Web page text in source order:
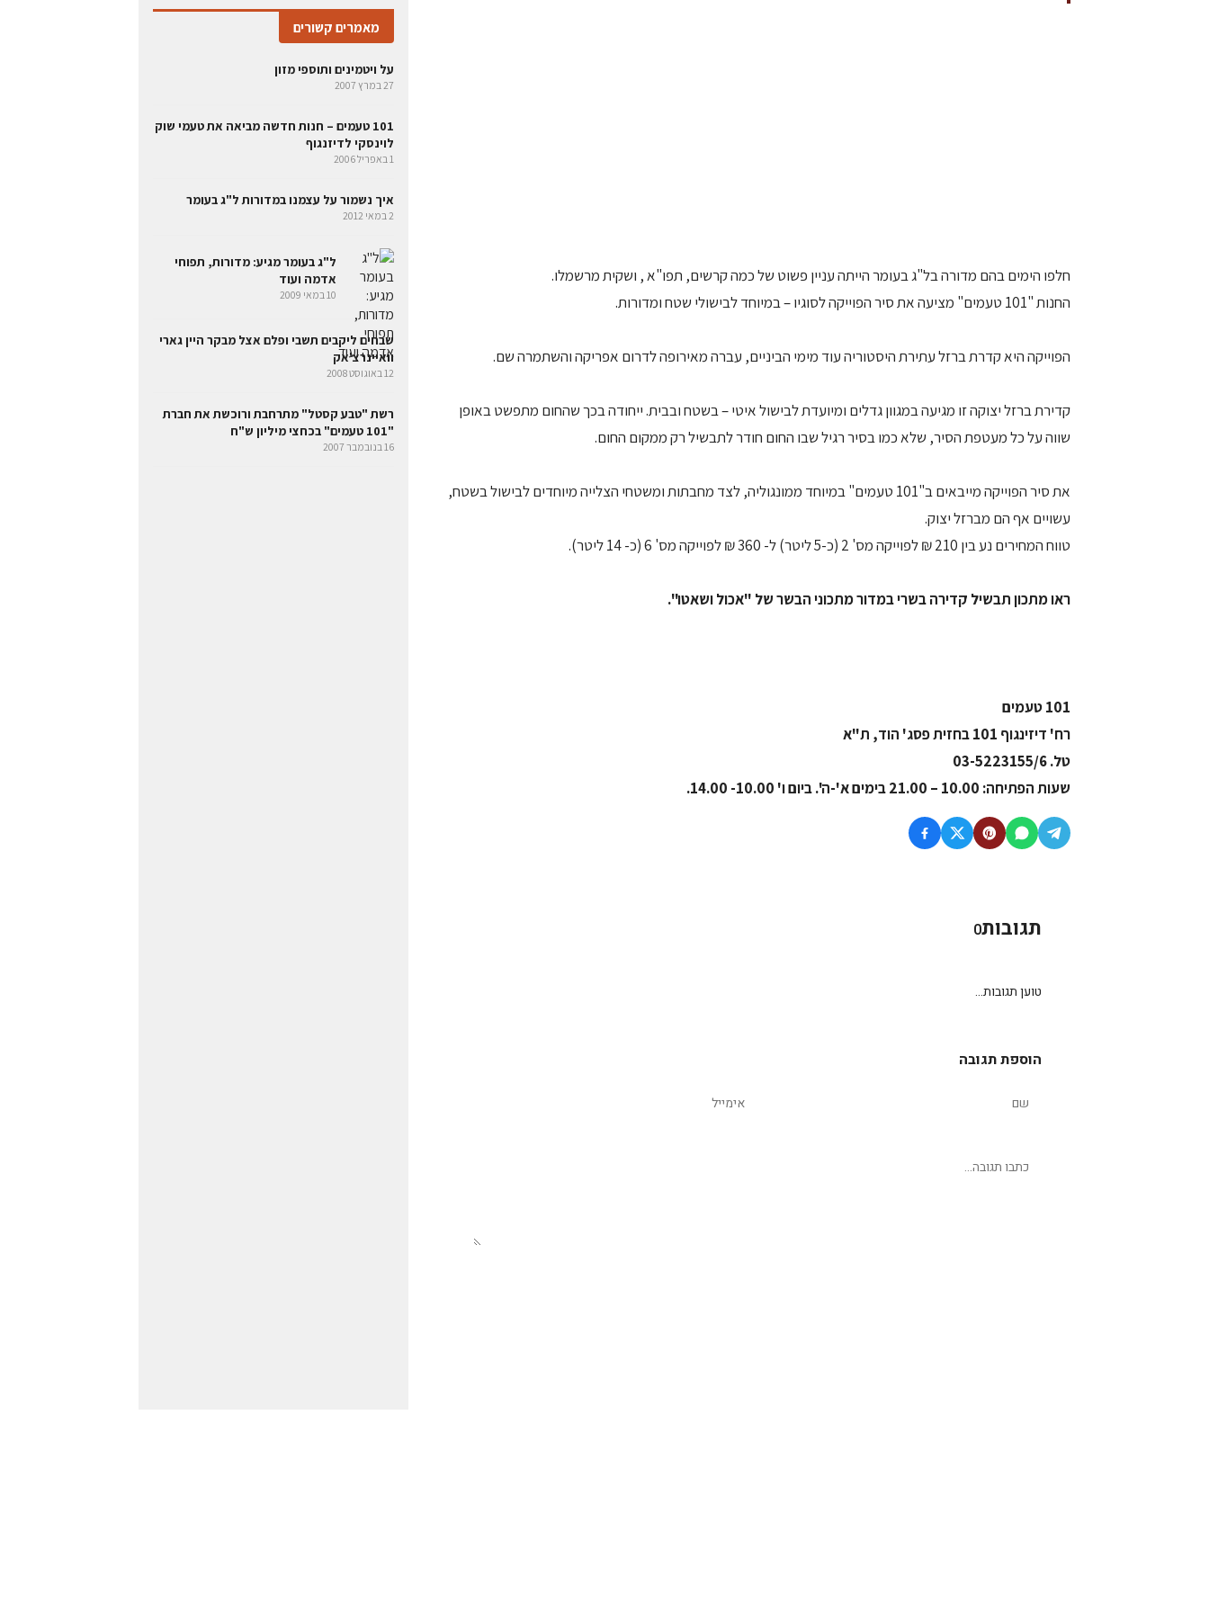
חלפו הימים בהם מדורה בל"ג בעומר הייתה עניין פשוט של כמה קרשים, תפו"א , ושקית מרשמלו.
החנות "101 טעמים" מציעה את סיר הפוייקה לסוגיו – במיוחד לבישולי שטח ומדורות.
הפוייקה היא קדרת ברזל עתירת היסטוריה עוד מימי הביניים, עברה מאירופה לדרום אפריקה והשתמרה שם.
קדירת ברזל יצוקה זו מגיעה במגוון גדלים ומיועדת לבישול איטי – בשטח ובבית. ייחודה בכך שהחום מתפשט באופן
שווה על כל מעטפת הסיר, שלא כמו בסיר רגיל שבו החום חודר לתבשיל רק ממקום החום.
את סיר הפוייקה מייבאים ב"101 טעמים" במיוחד ממונגוליה, לצד מחבתות ומשטחי הצלייה מיוחדים לבישול בשטח,
עשויים אף הם מברזל יצוק.
טווח המחירים נע בין 210 ₪ לפוייקה מס' 2 (כ-5 ליטר) ל- 360 ₪ לפוייקה מס' 6 (כ- 14 ליטר).
ראו מתכון תבשיל קדירה בשרי במדור מתכוני הבשר של "אכול ושאטו".
101 טעמים
רח' דיזינגוף 101 בחזית פסג' הוד, ת"א
טל. 03-5223155/6
שעות הפתיחה: 10.00 – 21.00 בימים א'-ה'. ביום ו' 10.00- 14.00.
תגובות0
טוען תגובות...
הוספת תגובה
מאמרים קשורים
על ויטמינים ותוספי מזון
27 במרץ 2007
101 טעמים – חנות חדשה מביאה את טעמי שוק
לוינסקי לדיזנגוף
1 באפריל 2006
איך נשמור על עצמנו במדורות ל"ג בעומר
2 במאי 2012
ל"ג בעומר מגיע: מדורות, תפוחי
אדמה ועוד
10 במאי 2009
שבחים ליקבים תשבי ופלם אצל מבקר היין גארי
וואיינרצ'אק
12 באוגוסט 2008
רשת "טבע קסטל" מתרחבת ורוכשת את חברת
"101 טעמים" בכחצי מיליון ש"ח
16 בנובמבר 2007